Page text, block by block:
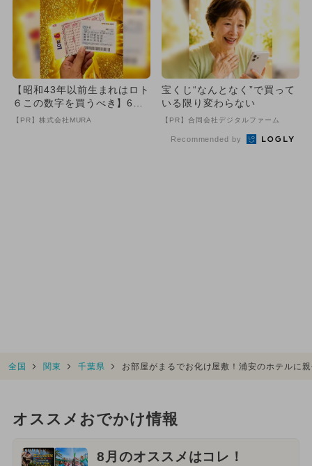
【昭和43年以前生まれはロト
６この数字を買うべき】6つ
の数字が「完全一致」する
【PR】株式会社MURA
宝くじ“なんとなく”で買って
いる限り変わらない
【PR】合同会社デジタルファーム
Recommended by
全国 関東 千葉県 お部屋がまるでお化け屋敷！浦安のホテルに
オススメおでかけ情報
8月のオススメはコレ！